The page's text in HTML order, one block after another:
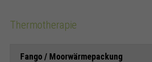
Thermotherapie
Fango / Moorwärmepackung